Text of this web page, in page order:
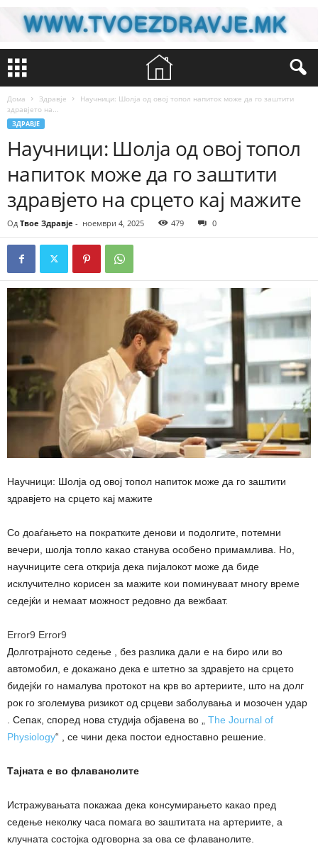
Дома Здравје
Научници: Шолја од овој топол напиток може да го заштити
здравјето на...
ЗДРАВЈЕ
Научници: Шолја од овој топол
напиток може да го заштити
здравјето на срцето кај мажите
Од Твое Здравје - ноември 4, 2025 479 0
Научници: Шолја од овој топол напиток може да го заштити
здравјето на срцето кај мажите
Со доаѓањето на пократките денови и подолгите, потемни
вечери, шолја топло какао станува особено примамлива. Но,
научниците сега открија дека пијалокот може да биде
исклучително корисен за мажите кои поминуваат многу време
седејќи и немаат можност редовно да вежбаат.
Error9 Error9
Долготрајното седење , без разлика дали е на биро или во
автомобил, е докажано дека е штетно за здравјето на срцето
бидејќи го намалува протокот на крв во артериите, што на долг
рок го зголемува ризикот од срцеви заболувања и мозочен удар
. Сепак, според нова студија објавена во „ The Journal of
Physiology“ , се чини дека постои едноставно решение.
Тајната е во флаванолите
Истражувањата покажаа дека консумирањето какао пред
седење неколку часа помага во заштитата на артериите, а
клучната состојка одговорна за ова се флаванолите.